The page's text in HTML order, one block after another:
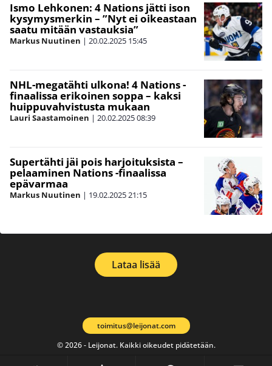
Ismo Lehkonen: 4 Nations jätti ison
kysymysmerkin – ”Nyt ei oikeastaan
saatu mitään vastauksia”
Markus Nuutinen | 20.02.2025 15:45
NHL-megatähti ulkona! 4 Nations -
finaalissa erikoinen soppa – kaksi
huippuvahvistusta mukaan
Lauri Saastamoinen | 20.02.202508:39
Supertähti jäi pois harjoituksista –
pelaaminen Nations -finaalissa
epävarmaa
Markus Nuutinen | 19.02.202521:15
Lataa lisää
© 2026 - Leijonat. Kaikki oikeudet pidätetään.
toimitus@leijonat.com